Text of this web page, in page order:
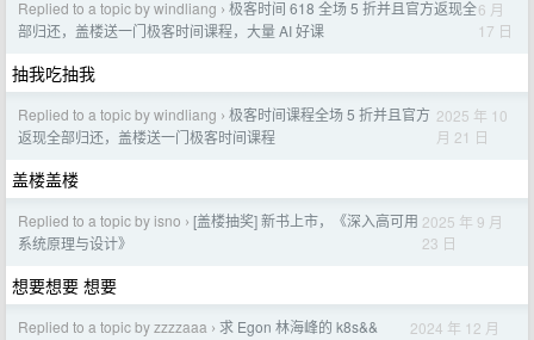
Replied to a topic by windliang › 极客时间 618 全场 5 折并且官方返现全
部归还，盖楼送一门极客时间课程，大量 AI 好课
6 月
17 日
抽我吃抽我
Replied to a topic by windliang › 极客时间课程全场 5 折并且官方
返现全部归还，盖楼送一门极客时间课程
2025 年 10
月 21 日
盖楼盖楼
Replied to a topic by isno › [盖楼抽奖] 新书上市，《深入高可用
系统原理与设计》
2025 年 9 月
23 日
想要想要 想要
Replied to a topic by zzzzaaa › 求 Egon 林海峰的 k8s&&
2024 年 12 月